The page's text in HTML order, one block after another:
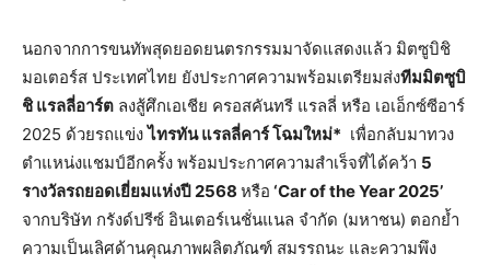
นอกจากการขนทัพสุดยอดยนตรกรรมมาจัดแสดงแล้ว มิตซูบิชิ
มอเตอร์ส ประเทศไทย ยังประกาศความพร้อมเตรียมส่งทีมมิตซูบิ
ชิ แรลลี่อาร์ต ลงสู้ศึกเอเชีย ครอสคันทรี แรลลี่ หรือ เอเอ็กซ์ซีอาร์
2025 ด้วยรถแข่งไทรทัน แรลลี่คาร์โฉมใหม่* เพื่อกลับมาทวง
ตำแหน่งแชมป์อีกครั้ง พร้อมประกาศความสำเร็จที่ได้คว้า 5
รางวัลรถยอดเยี่ยมแห่งปี2568 หรือ ‘Car of the Year 2025’
จากบริษัท กรังด์ปรีซ์ อินเตอร์เนชั่นแนล จำกัด (มหาชน) ตอกย้ำ
ความเป็นเลิศด้านคุณภาพผลิตภัณฑ์ สมรรถนะ และความพึง